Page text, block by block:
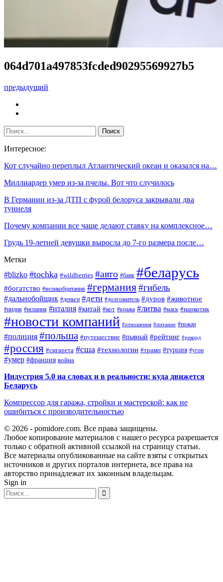
064d701a497853fcded90295569927b5
предыдущий
Интересное:
Кот случайно переплыл Атлантический океан и оказался на…
Миллиардер умер из-за пчелы. Вот что случилось
В Германии из-за ДТП с фурой белоруса закрывали два
туннеля
Почему компании все чаще делают ставку на комплексное…
Грудь 19-летней девушки выросла до 7-го размера после…
Метки
#blizko #tochka #wildberries #авто #банк #беларусь
#богатство #великобритания #германия#гибель
#дальнобойщик #деньги #дети #долгожитель #дуров #животное
#индия #испания #италия #китай #кот #кража #литва #маск #наркотик
#новости компаний #отношения #питание #пожар
#полиция #польша #путешествие #пьяный #рейтинг #рекорд
#россия #сигарета #сша #технологии #трамп #турция #угон
#умер #франция война
Индустрия 5.0 на словах и в реальности: куда движется
Беларусь
Компрессор для гаража, стройки и мастерской: как не
ошибиться с производительностью
© 2026 - pomidore.com. Все права защищены.
Любое копирование материалов с нашего ресурса разрешается
только с обратной активной ссылкой на страницу статьи.
Все материалы опубликованные на сайте взяты с открытых
источников и других порталов интернета, все права на
авторство принадлежат их законным владельцам.
Sign in